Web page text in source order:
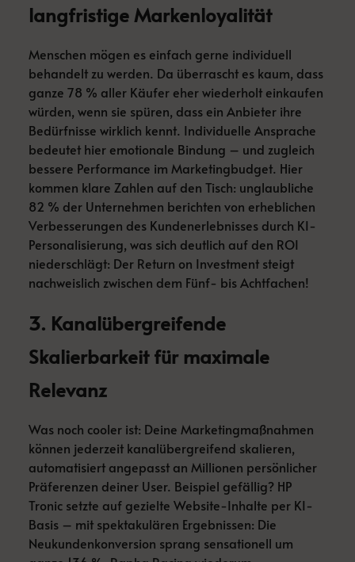
langfristige Markenloyalität
Menschen mögen es einfach gerne individuell
behandelt zu werden. Da überrascht es kaum, dass
ganze 78 % aller Käufer eher wiederholt einkaufen
würden, wenn sie spüren, dass ein Anbieter ihre
Bedürfnisse wirklich kennt. Individuelle Ansprache
bedeutet hier emotionale Bindung – und zugleich
bessere Performance im Marketingbudget. Hier
kommen klare Zahlen auf den Tisch: unglaubliche
82 % der Unternehmen berichten von erheblichen
Verbesserungen des Kundenerlebnisses durch KI-
Personalisierung, was sich deutlich auf den ROI
niederschlägt: Der Return on Investment steigt
nachweislich zwischen dem Fünf- bis Achtfachen!
3. Kanalübergreifende
Skalierbarkeit für maximale
Relevanz
Was noch cooler ist: Deine Marketingmaßnahmen
können jederzeit kanalübergreifend skalieren,
automatisiert angepasst an Millionen persönlicher
Präferenzen deiner User. Beispiel gefällig? HP
Tronic setzte auf gezielte Website-Inhalte per KI-
Basis – mit spektakulären Ergebnissen: Die
Neukundenkonversion sprang sensationell um